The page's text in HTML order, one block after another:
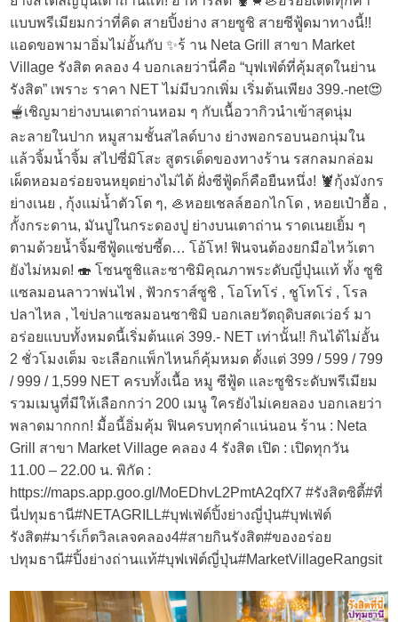
แบบพรีเมียมกว่าที่คิด สายปิ้งย่าง สายซูชิ สายซีฟู้ดมาทางนี้!!
แอดขอพามาอิ่มไม่อั้นกับ ✨ร้ าน Neta Grill สาขา Market
Village รังสิต คลอง 4 บอกเลยว่านี่คือ “บุฟเฟ่ต์ที่คุ้มสุดในย่าน
รังสิต” เพราะ ราคา NET ไม่มีบวกเพิ่ม เริ่มต้นเพียง 399.-net😍
🫕เชิญมาย่างบนเตาถ่านหอม ๆ กับเนื้อวากิวนำเข้าสุดนุ่ม
ละลายในปาก หมูสามชั้นสไลด์บาง ย่างพอกรอบนอกนุ่มใน
แล้วจิ้มน้ำจิ้ม สไปซี่มิโสะ สูตรเด็ดของทางร้าน รสกลมกล่อม
เผ็ดหอมอร่อยจนหยุดย่างไม่ได้ ฝั่งซีฟู้ดก็คือยืนหนึ่ง! 🦞กุ้งมังกร
ย่างเนย , กุ้งแม่น้ำตัวโต ๆ, 🦪หอยเชลล์ฮอกไกโด , หอยเป๋าฮื้อ ,
กั้งกระดาน, มันปูในกระดองปู ย่างบนเตาถ่าน ราดเนยเยิ้ม ๆ
ตามด้วยน้ำจิ้มซีฟู้ดแซ่บซี้ด… โอ้โห! ฟินจนต้องยกมือไหว้เตา
ยังไม่หมด! 🍣 โซนซูชิและซาซิมิคุณภาพระดับญี่ปุ่นแท้ ทั้ง ซูชิ
แซลมอนลาวาพ่นไฟ , ฟัวกราส์ซูชิ , โอโทโร่ , ชูโทโร่ , โรล
ปลาไหล , ไข่ปลาแซลมอนซาซิมิ บอกเลยวัตถุดิบสดเว่อร์ มา
อร่อยแบบทั้งหมดนี้เริ่มต้นแค่ 399.- NET เท่านั้น!! กินได้ไม่อั้น
2 ชั่วโมงเต็ม จะเลือกแพ็กไหนก็คุ้มหมด ตั้งแต่ 399 / 599 / 799
/ 999 / 1,599 NET ครบทั้งเนื้อ หมู ซีฟู้ด และซูชิระดับพรีเมียม
รวมเมนูที่มีให้เลือกกว่า 200 เมนู ใครยังไม่เคยลอง บอกเลยว่า
พลาดมากกก! มื้อนี้อิ่มคุ้ม ฟินครบทุกคำแน่นอน ร้าน : Neta
Grill สาขา Market Village คลอง 4 รังสิต เปิด : เปิดทุกวัน
11.00 – 22.00 น. พิกัด :
https://maps.app.goo.gl/MoEDhvL2PmtA2qfX7 #รังสิตซิตี้#ที่
นี่ปทุมธานี#NETAGRILL#บุฟเฟ่ต์ปิ้งย่างญี่ปุ่น#บุฟเฟ่ต์
รังสิต#มาร์เก็ตวิลเลจคลอง4#สายกินรังสิต#ของอร่อย
ปทุมธานี#ปิ้งย่างถ่านแท้#บุฟเฟ่ต์ญี่ปุ่น#MarketVillageRangsit